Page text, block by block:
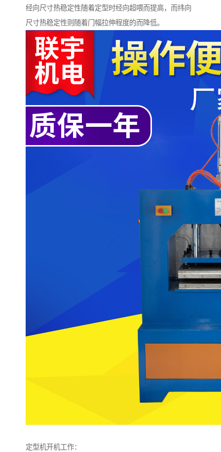
经向尺寸热稳定性随着定型时经向超喂而提高，而纬向
尺寸热稳定性则随着门幅拉伸程度的而降低。
定型机开机工作：